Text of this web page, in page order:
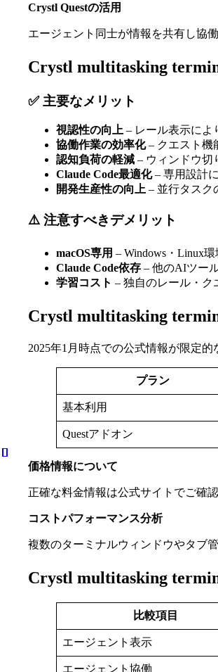
Crystl Questの活用
エージェント同士が情報を共有し協
Crystl multitasking
✅ 主要なメリット
視認性の向上 – レール表示によ
協働作業の効率化– クエスト機
認知負荷の軽減 – ウィンドウ切
Claude Code最適化– 専用設計
開発生産性の向上 – 並行タスク
⚠️ 注意すべきデメリット
macOS専用 – Windows・Linux
Claude Code依存 – 他のAIツー
学習コスト – 独自のレール・ク
Crystl multitasking
2025年1月時点での公式情報が限定的
プラン
基本利用
Questアドオン
価格情報について
正確な料金情報は公式サイトでご確
コストパフォーマンス分析
複数のターミナルウィンドウやタブ
Crystl multitasking
比較項目
エージェント表示
エージェント協働